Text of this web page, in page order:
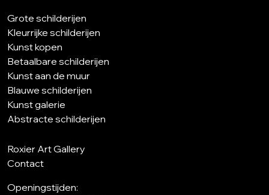
Grote schilderijen
Kleurrijke schilderijen
Kunst kopen
Betaalbare schilderijen
Kunst aan de muur
Blauwe schilderijen
Kunst galerie
Abstracte schilderijen
Roxier Art Gallery
Contact
Openingstijden: